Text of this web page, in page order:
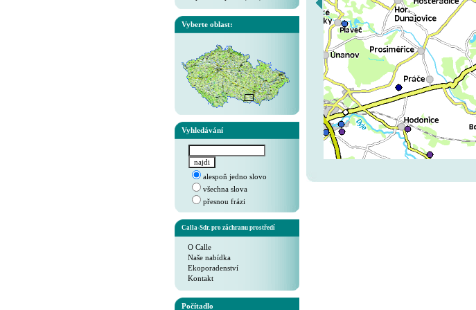
Vyberte oblast:
Vyhledávání
alespoň jedno slovo
všechna slova
přesnou frázi
Calla-Sdr. pro záchranu prostředí
O Calle
Naše nabídka
Ekoporadenství
Kontakt
Počítadlo